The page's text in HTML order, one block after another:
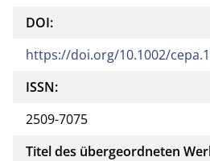
DOI:
https://doi.org/10.1002/
ISSN:
2509-7075
Titel des übergeordneten